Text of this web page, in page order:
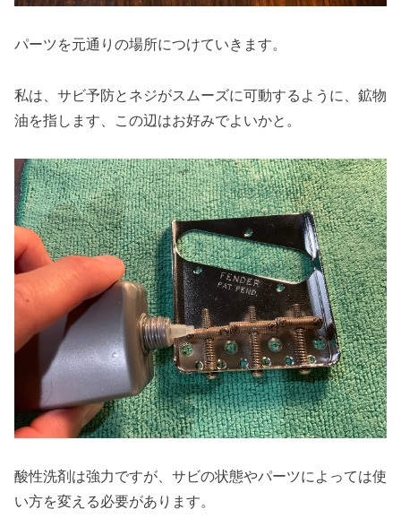
パーツを元通りの場所につけていきます。
私は、サビ予防とネジがスムーズに可動するように、鉱物
油を指します、この辺はお好みでよいかと。
酸性洗剤は強力ですが、サビの状態やパーツによっては使
い方を変える必要があります。